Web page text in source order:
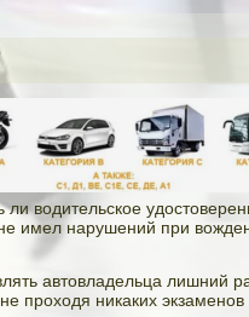
водительское
имел нарушений при
автовладельца лишний
проходя никаких